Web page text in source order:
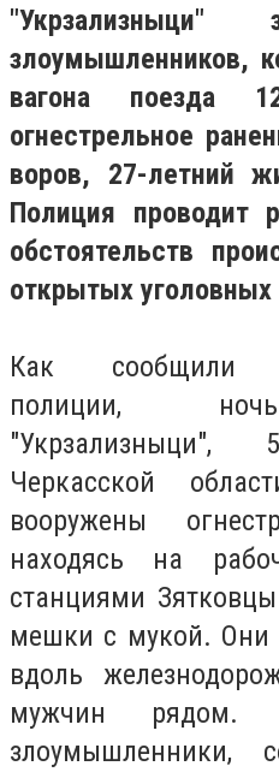
"Укрзализныци"
злоумышленников,
вагона поезда
огнестрельное
воров, 27-летний
Полиция проводит
обстоятельств
открытых уголовных
Как сообщили
полиции,
"Укрзализныци",
Черкасской
вооружены
находясь на
станциями
мешки с мукой. Они
вдоль
мужчин рядом.
злоумышленники,